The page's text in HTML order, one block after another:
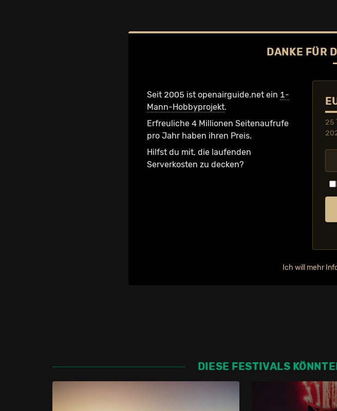
DANKE FÜR
Seit 2005 ist openairguide.net ein 1-
Mann-Hobbyprojekt.
Erfreuliche 4 Millionen Seiten­aufrufe
pro Jahr haben ihren Preis.
Hilfst du mit, die laufenden
Serverkosten zu decken?
25
Ich will mehr
DIESE FESTIVALS